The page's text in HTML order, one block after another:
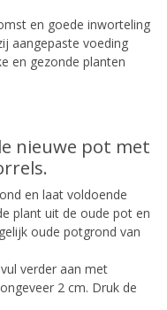
en goede inworteling
aangepaste voeding
en gezonde planten
nieuwe pot met
en laat voldoende
plant uit de oude pot en
oude potgrond van
verder aan met
2 cm. Druk de